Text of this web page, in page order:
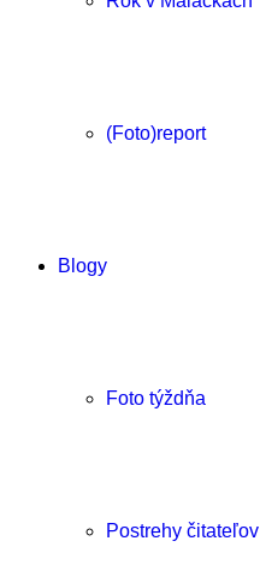
(Foto)report
Blogy
Foto týždňa
Postrehy čitateľov